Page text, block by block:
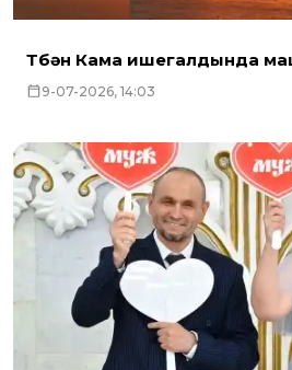
Түбән Кама ишегалдында
9-07-2026, 14:03